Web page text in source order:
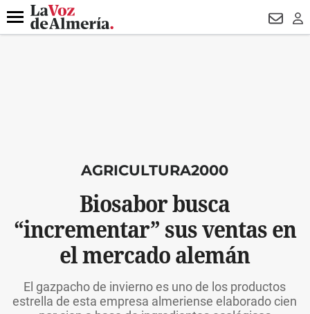
DESTACADO
Menú
AGRICULTURA2000
Biosabor busca
“incrementar” sus ventas en
el mercado alemán
El gazpacho de invierno es uno de los productos
estrella de esta empresa almeriense elaborado cien